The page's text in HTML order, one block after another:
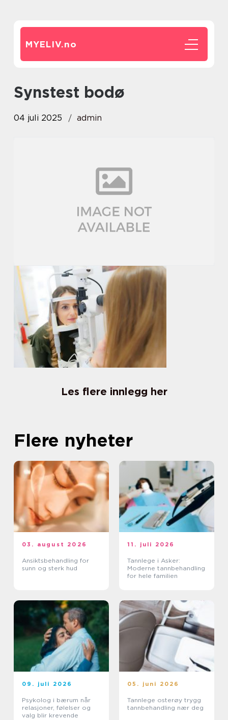
MYELIV.no
synstest bodø
04 juli 2025 admin
Les flere innlegg her
Flere nyheter
03. august 2026
Ansiktsbehandling for
sunn og sterk hud
11. juli 2026
Tannlege i Asker:
Moderne tannbehandling
for hele familien
09. juli 2026
Psykolog i bærum når
relasjoner, følelser og
valg blir krevende
05. juni 2026
Tannlege osterøy trygg
tannbehandling nær deg